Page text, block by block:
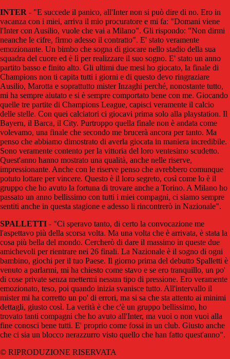
INTER - "E succede il panico, all'Inter non si può dire di no. Ero in
vacanza con i miei, arriva il mio procuratore e mi fa: "Domani viene
l'Inter con Ausilio, vuole che vai a Milano". Gli rispondo: "Non dirmi
neanche le cifre, firmo adesso il contratto". E' stato veramente
emozionante. Un bimbo che sogna di giocare nello stadio della sua
squadra del cuore ed è lì per realizzare il suo sogno. E' stato un anno
partito basso e finito alto. Gli ultimi due mesi ho giocato, la finale di
Champions non ti capita tutti i giorni e di questo devo ringraziare
Ausilio, Marotta e soprattutto mister Inzaghi perché, nonostante tutto,
mi ha sempre aiutato e si è sempre comportato bene con me. Giocando
quelle tre partite di Champions League, capisci veramente il calcio
delle stelle. Con quei calciatori ci giocavi prima solo alla playstation. Il
Bayern, il Barca, il City. Purtroppo quella finale non è andata come
volevamo, una finale che secondo me brucerà ancora per tanto. Ma
penso che abbiamo dimostrato di averla giocata in maniera incredibile.
Sono veramente contento per la vittoria del loro ventesimo scudetto.
Quest'anno hanno mostrato una qualità, anche nelle riserve,
impressionante. Anche con le riserve penso che avrebbero comunque
potuto lottare per vincere. Questo è il loro segreto, così come lo è il
gruppo che ho avuto la fortuna di trovare anche a Torino. A Milano ho
passato un anno bellissimo con tutti i miei compagni, ci siamo sempre
sentiti anche in questa stagione e adesso li rincontrerò in Nazionale".
SPALLETTI - "Ci speravo tanto, di certo la convocazione me
l'aspettavo più della scorsa volta. Ma una volta che è arrivata, è stata la
cosa più bella del mondo. Cercherò di dare il massimo in queste due
amichevoli per rientrare nei 26 finali. La Nazionale è il sogno di ogni
bambino, giochi per il tuo Paese. Il giorno prima del debutto Spalletti è
venuto a parlarmi, mi ha chiesto come stavo e se ero tranquillo, un po'
di cose private senza mettermi nessun tipo di pressione. Ero veramente
emozionato, teso, poi quando inizia svanisce tutto. All'intervallo il
mister mi ha corretto un po' di errori, ma si sa che sta attento ai minimi
dettagli, giusto così. La verità è che c'è un gruppo bellissimo, ho
trovato tanti compagni che ho avuto all'Inter, ma vuoi o non vuoi alla
fine conosci bene tutti. E' proprio come fossi in un club. Giusto anche
che ci sia un blocco nerazzurro visto quello che han fatto quest'anno".
© RIPRODUZIONE RISERVATA